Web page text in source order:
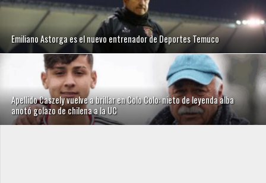
Emiliano Astorga es el nuevo entrenador de Deportes Temuco
Apellido Caszely vuelve a brillar en Colo Colo: nieto de leyenda alba
anotó golazo de chilena a la UC